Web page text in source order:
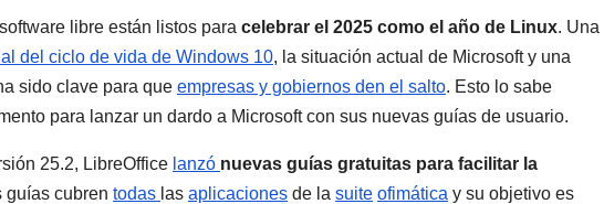
libre están listos para celebrar el 2025 como el año de Linux. Una
del ciclo de vida de Windows 10, la situación actual de Microsoft y una
sido clave para que empresas y gobiernos den el salto. Esto lo sabe
para lanzar un dardo a Microsoft con sus nuevas guías de usuario.
25.2, LibreOffice lanzó nuevas guías gratuitas para facilitar la
guías cubren todas las aplicaciones de la suite ofimática y su objetivo es